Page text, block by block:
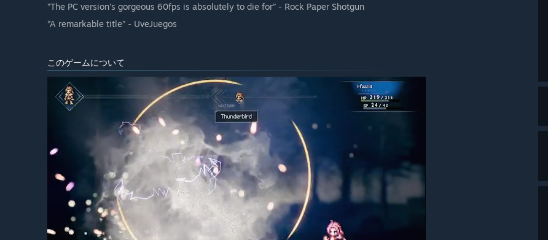
“The PC version’s gorgeous 60fps is absolutely to die for” - Rock Paper Shotgun
“A remarkable title” - UveJuegos
このゲームについて